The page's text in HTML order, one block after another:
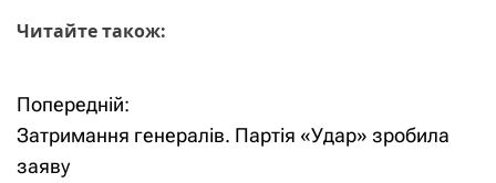
Читайте також:
Н
а
Попередній:
Затримання генералів. Партія «Удар» зробила
заяву